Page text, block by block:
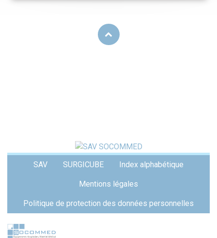
SAV SURGICUBE Index alphabétique
Mentions légales
Politique de protection des données personnelles